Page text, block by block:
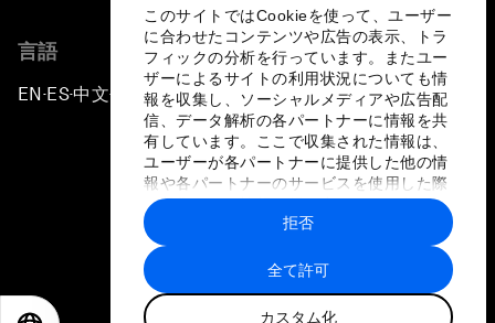
このサイトではCookieを使って、ユーザー
に合わせたコンテンツや広告の表示、トラ
フィックの分析を行っています。またユー
ザーによるサイトの利用状況についても情
報を収集し、ソーシャルメディアや広告配
信、データ解析の各パートナーに情報を共
有しています。ここで収集された情報は、
ユーザーが各パートナーに提供した他の情
報や各パートナーのサービスを使用した際
に収集された情報と組み合わされ、各パー
トナーによって使用されることがありま
す。
全て許可
カスタム化
拒否
言語
EN ▪ES▪中文▪ 日本語
プライバシーポリシーと利用規約
サイトマップ